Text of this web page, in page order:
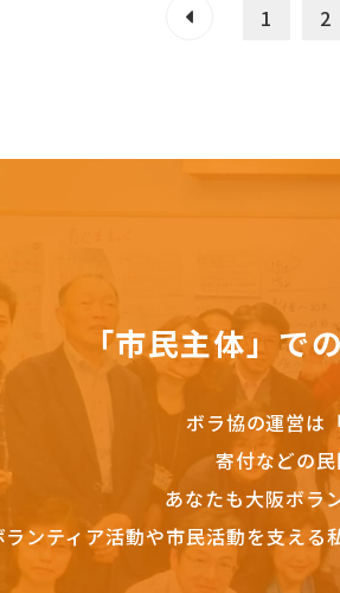
1 2
「市民主体」で
ボラ協の運営は
寄付などの
あなたも大阪ボラ
ランティア活動や市民活動を支える